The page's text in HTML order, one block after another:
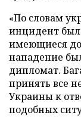
«По словам
инцидент
имеющиеся
нападение
дипломат.
принять все
Украины к
подобных